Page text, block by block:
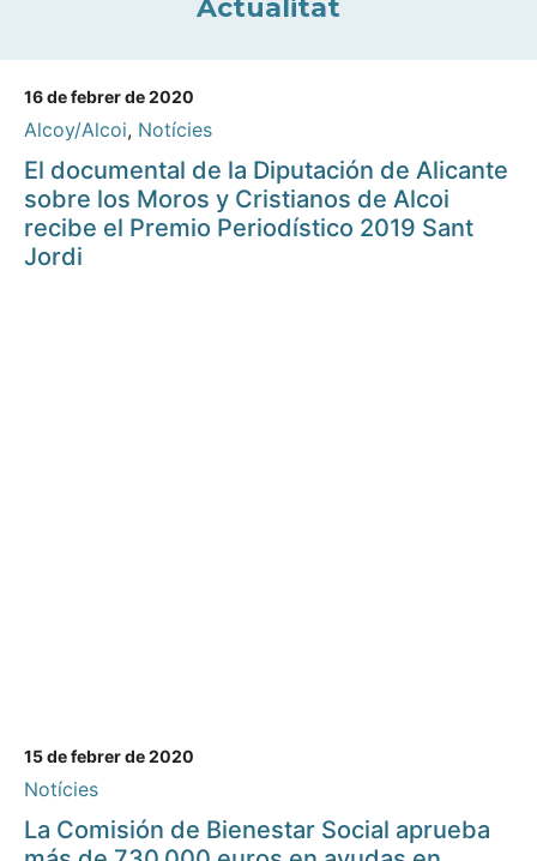
Actualitat
16 de febrer de 2020
Alcoy/Alcoi, Notícies
El documental de la Diputación de Alicante
sobre los Moros y Cristianos de Alcoi
recibe el Premio Periodístico 2019 Sant
Jordi
15 de febrer de 2020
Notícies
La Comisión de Bienestar Social aprueba